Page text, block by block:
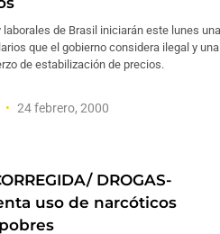
de Brasil iniciarán este lunes una
que el gobierno considera ilegal y una
de estabilización de precios.
24 febrero, 2000
DROGAS-
uso de narcóticos